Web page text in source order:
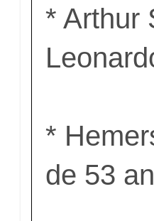
* Arthur
*
de 53